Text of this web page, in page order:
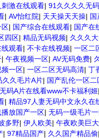
激在线观看| 91久久久久无
| AV怡红院| 天天操天天操| 国
区| 国产综合在线观看| 国产在
四区| 精品无码视频| 久久久
线观看| 不卡在线视频| 一区二
| 午夜视频一区| AV无码免费|
一区| 一区二区无码高清| 丁
久久毛片A片| 国产乱伦一区二
无码A片在线看www不卡福利姬|
| 精品97人妻无码中文永久在
播放国产一区| 无码一级毛片
多野| 伊人欧美| 午夜欧美巨
| 97精品国产| 久久国产精品偷|